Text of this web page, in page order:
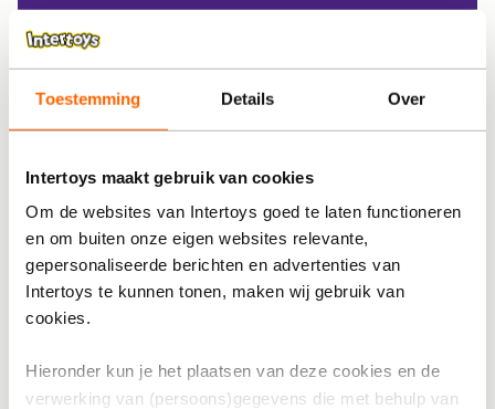
Toestemming Details Over
Intertoys maakt gebruik van cookies
Om de websites van Intertoys goed te laten functioneren
en om buiten onze eigen websites relevante,
gepersonaliseerde berichten en advertenties van
Intertoys te kunnen tonen, maken wij gebruik van
cookies.
Hieronder kun je het plaatsen van deze cookies en de
verwerking van (persoons)gegevens die met behulp van
prijs
was
eerst
34,99Thuisbezorgen
In winkelmandje
Op werkdagen besteld, binnen 1-2 dagen in huis